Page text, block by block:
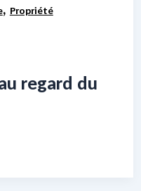
, Propriété
regard du